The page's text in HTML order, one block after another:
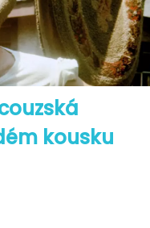
kousku